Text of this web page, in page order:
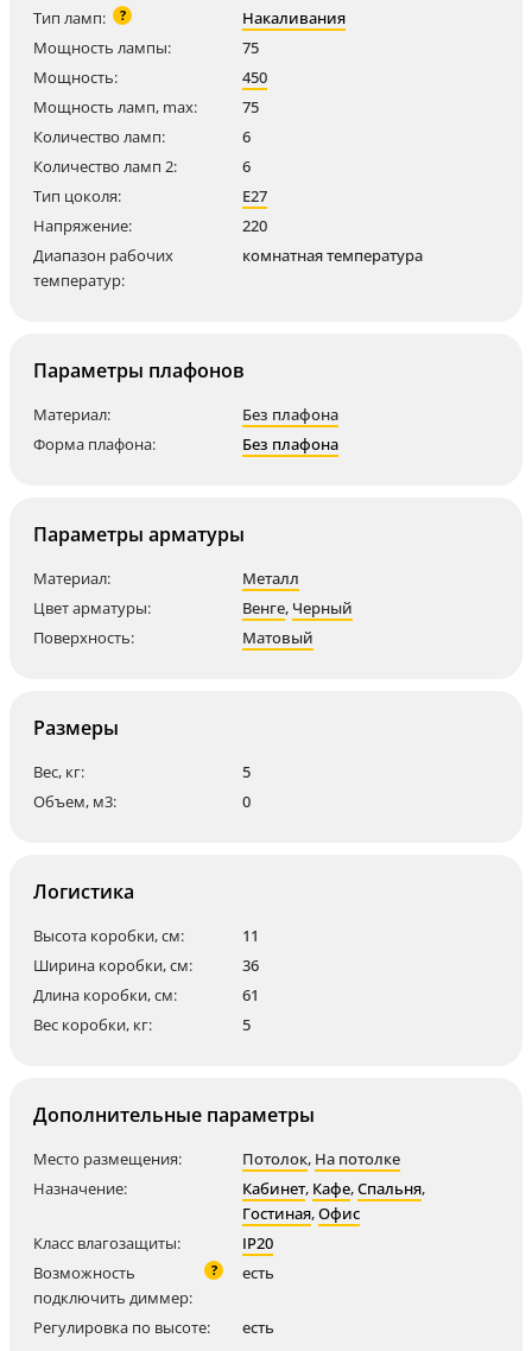
Тип ламп: ?
Накаливания
Мощность лампы:
75
Мощность:
450
Мощность ламп, max:
75
Количество ламп:
6
Количество ламп 2:
6
Тип цоколя:
E27
Напряжение:
220
Диапазон рабочих
температур:
комнатная температура
Параметры плафонов
Материал:
Без плафона
Форма плафона:
Без плафона
Параметры арматуры
Материал:
Металл
Цвет арматуры:
Венге, Черный
Поверхность:
Матовый
Размеры
Вес, кг:
5
Объем, м3:
0
Логистика
Высота коробки, см:
11
Ширина коробки, см:
36
Длина коробки, см:
61
Вес коробки, кг:
5
Дополнительные параметры
Место размещения: Потолок, На потолке
Назначение:
Кабинет, Кафе,Спальня,
Гостиная,Офис
Класс влагозащиты:
IP20
Возможность
подключить диммер:
? есть
Регулировка по высоте:
есть